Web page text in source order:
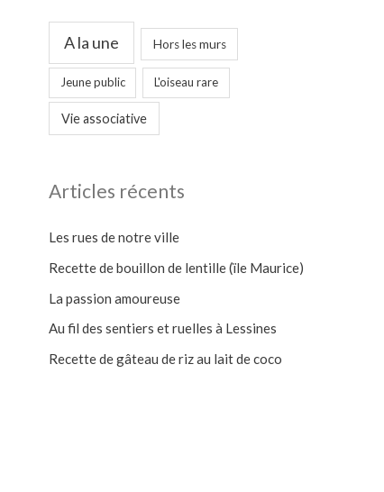
A la une Hors les murs
Jeune public L'oiseau rare
Vie associative
Articles récents
Les rues de notre ville
Recette de bouillon de lentille (ïle Maurice)
La passion amoureuse
Au fil des sentiers et ruelles à Lessines
Recette de gâteau de riz au lait de coco